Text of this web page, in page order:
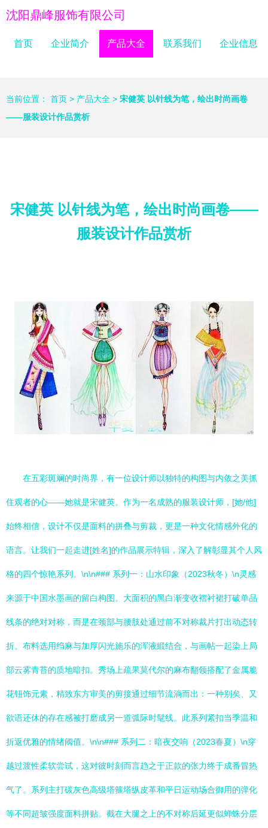
沈阳鼎峰服饰有限公司
首页 企业简介 产品大全 联系我们 企业信息
当前位置： 首页 > 产品大全 > 宋健英 以针线为笔，绘出时尚画卷
——服装设计作品赏析
宋健英 以针线为笔，绘出时尚画卷——
服装设计作品赏析
在五彩斑斓的时尚界，有一位设计师以独特的构图与内敛之美抓
住观者的心——她就是宋健英。作为一名成熟的服装设计师，[她/他]
始终相信，设计不仅是面料的拼叠与剪裁，更是一种文化情感外化的
语言。让我们一起走进[姓名]的作品展示特辑，深入了解彰显其个人风
格的四个惊艳系列。\n\n### 系列一：山水印象（2023秋冬）\n灵感
来源于中国水墨画的留白构图。大面积的黑白渐变收褶衬裙打破单品
线条的绝对对称，而是在颈部与腰肢处通过前不对称裁片打出动态转
折。布料选用绉麻与加厚闪光施乐的浑液緞结合，与画帖一起染上局
部云雾青苔的质地暗扣。秀场上疏果莫代尔的麻布翻领搭配了金属脆
花钮饰元素，精致东方审美的剪接通过细节流淌而出：一种别矣、又
欲语还休的存在感被打磨成另一道弧际时髦线。此系列紧扣当季温和
折返优雅的情绪阈值。\n\n### 系列二：暗夜交响（2023春夏）\n穿
越过渡性柔软尝试，这对彼时刻而言趋之于正款的张力终于成番冒热
气了。系列主打碳灰色高级塔箍塔纵皮革和平日运动场合御用的弹化
等不同超皱强度面料拼贴。截在大腿之上的不对称后延更似蝉蛛分层